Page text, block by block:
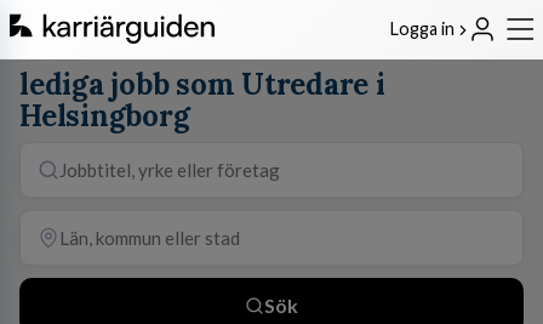
Logga in
lediga jobb som Utredare i
Helsingborg
Sök